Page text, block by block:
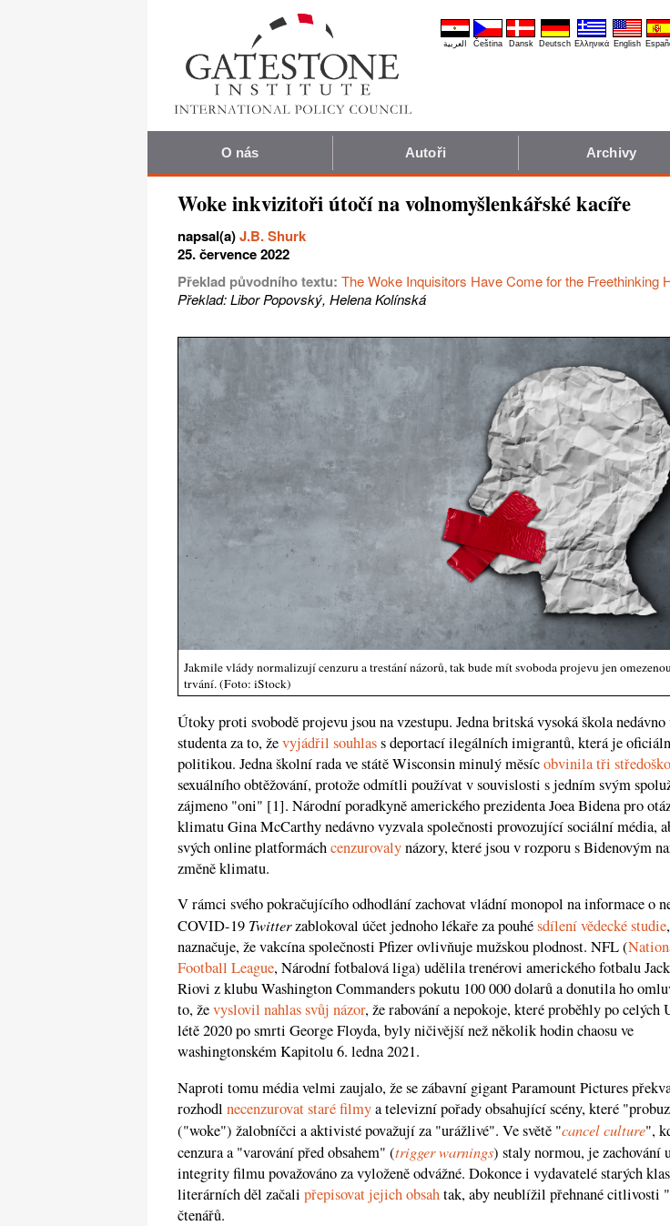
العربية Čeština Dansk Deutsch Ελληνικά English
O nás Autoři Archivy
Woke inkvizitoři útočí na volnomyšlenkářské kacíře
napsal(a)J.B. Shurk
25. července 2022
Překlad původního textu: The Woke Inquisitors Have Come for the Freethinking
Překlad: Libor Popovský, Helena Kolínská
Jakmile vlády normalizují cenzuru a trestání názorů, tak bude mít svoboda projevu jen
trvání. (Foto: iStock)
Útoky proti svobodě projevu jsou na vzestupu. Jedna britská vysoká škola
studenta za to, ževyjádřil souhlass deportací ilegálních imigrantů, která je
politikou. Jedna školní rada ve státě Wisconsin minulý měsícobvinila tři
sexuálního obtěžování, protože odmítli používat v souvislosti s jedním svým
zájmeno "oni" [1]. Národní poradkyně amerického prezidenta Joea Bidena pro
klimatu Gina McCarthy nedávno vyzvala společnosti provozující sociální média,
svých online platformáchcenzurovalynázory, které jsou v rozporu s Bidenovým
změně klimatu.
V rámci svého pokračujícího odhodlání zachovat vládní monopol na informace o
COVID-19 Twitterzablokoval účet jednoho lékaře za pouhésdílení vědecké studie
naznačuje, že vakcína společnosti Pfizer ovlivňuje mužskou plodnost. NFL (
Football League, Národní fotbalová liga) udělila trenérovi amerického fotbalu
Riovi z klubu Washington Commanders pokutu 100 000 dolarů a donutila ho
to, ževyslovil nahlas svůj názor, že rabování a nepokoje, které proběhly po celých
létě 2020 po smrti George Floyda, byly ničivější než několik hodin chaosu ve
washingtonském Kapitolu 6. ledna 2021.
Naproti tomu média velmi zaujalo, že se zábavní gigant Paramount Pictures
rozhodl necenzurovat staré filmya televizní pořady obsahující scény, které
("woke") žalobníčci a aktivisté považují za "urážlivé". Ve světě "cancel culture",
cenzura a "varování před obsahem" (trigger warnings) staly normou, je zachování
integrity filmu považováno za vyloženě odvážné. Dokonce i vydavatelé starých
literárních děl začali přepisovat jejich obsahtak, aby neublížil přehnané citlivosti
čtenářů.